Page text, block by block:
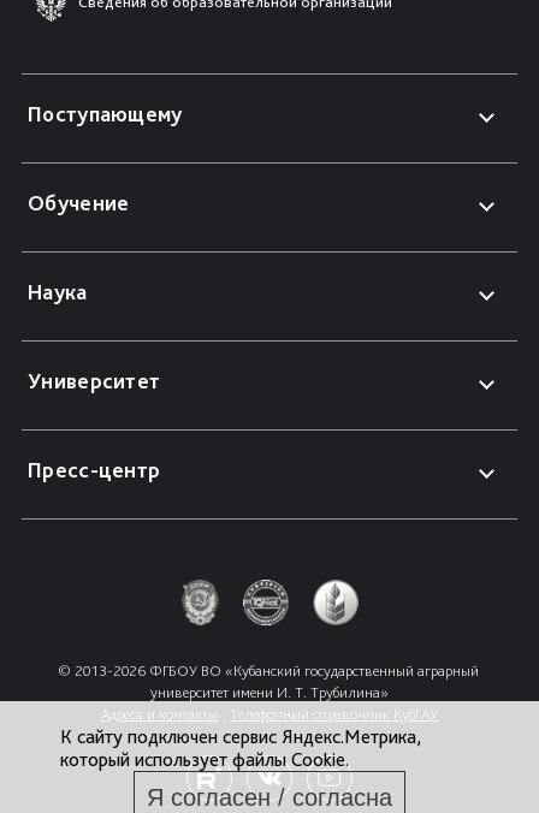
Поступающему
Обучение
Наука
Университет
Пресс-центр
© 2013-2026 ФГБОУ ВО «Кубанский государственный аграрный
университет имени И. Т. Трубилина»
Адреса и контакты
Телефонный справочник КубГАУ
К сайту подключен сервис Яндекс.Метрика,
который использует файлы Cookie.
Я согласен / согласна